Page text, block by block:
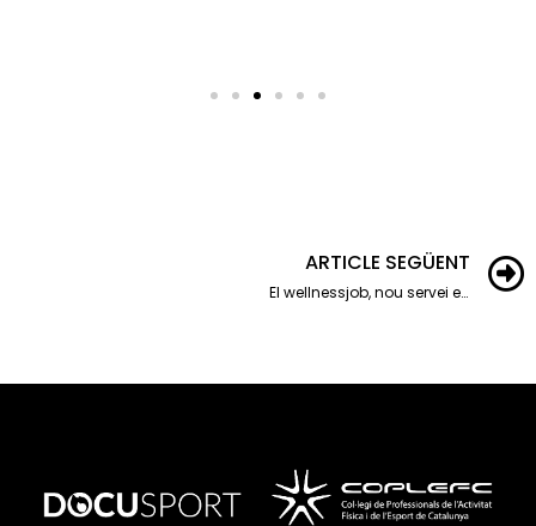
ARTICLE SEGÜENT
El wellnessjob, nou servei en el model de negoci